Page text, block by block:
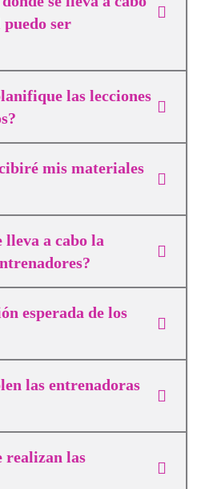
ser
las lecciones
mis materiales
lleva a cabo la
esperada de los
las entrenadoras
realizan las